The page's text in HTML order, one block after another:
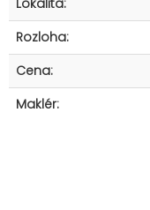
Rozloha:
Cena:
Maklér: